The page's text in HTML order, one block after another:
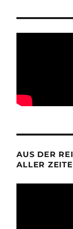
AUS DER
ALLER